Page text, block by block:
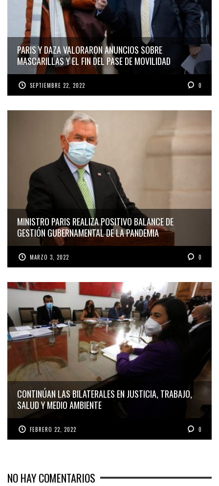
PARIS Y DAZA VALORARON ANUNCIOS SOBRE
MASCARILLAS Y EL FIN DEL PASE DE MOVILIDAD
SEPTIEMBRE 22, 2022 0
MINISTRO PARIS REALIZA POSITIVO BALANCE DE
GESTIÓN GUBERNAMENTAL DE LA PANDEMIA
MARZO 3, 2022 0
CONTINÚAN LAS BILATERALES EN JUSTICIA, TRABAJO,
SALUD Y MEDIO AMBIENTE
FEBRERO 22, 2022 0
NO HAY COMENTARIOS